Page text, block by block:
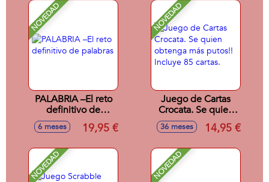
NOVEDAD
PALABRIA –El reto
definitivo de
palabras
6 meses 19,95 €
NOVEDAD
Juego de Cartas
Crocata. Se quien
obtenga más
putos!! Incluye 85
36 meses 14,95 €
NOVEDAD NOVEDAD